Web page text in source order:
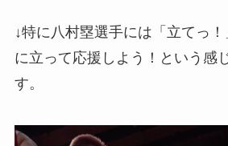
↓特に八村塁選手には「立てっ
に立って応援しよう！という感
す。